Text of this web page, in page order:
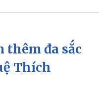
hội
Tin 24h
báo thời tiết
thêm đa sắc
Thích